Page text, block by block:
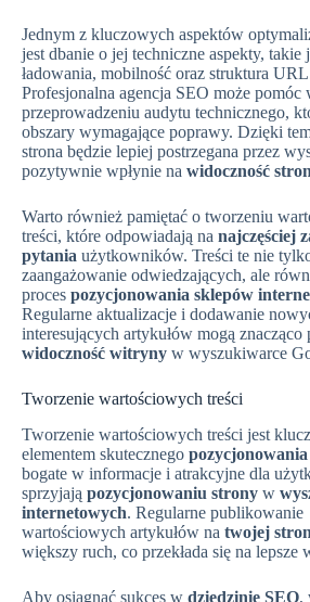
Jednym z kluczowych aspektów
jest dbanie o jej techniczne aspekty, takie
ładowania, mobilność oraz struktura
Profesjonalna agencja SEO może pomóc
przeprowadzeniu audytu technicznego,
obszary wymagające poprawy. Dzięki
strona będzie lepiej postrzegana przez
pozytywnie wpłynie na widoczność
Warto również pamiętać o tworzeniu
treści, które odpowiadają na najczęściej
pytania użytkowników. Treści te nie
zaangażowanie odwiedzających, ale
proces pozycjonowania sklepów
Regularne aktualizacje i dodawanie
interesujących artykułów mogą znacząco
widoczność witryny w wyszukiwarce
Tworzenie wartościowych treści
Tworzenie wartościowych treści jest
elementem skutecznego
bogate w informacje i atrakcyjne dla
sprzyjają pozycjonowaniu strony w
internetowych. Regularne publikowanie
wartościowych artykułów na twojej
większy ruch, co przekłada się na lepsze
Aby osiągnąć sukces w dziedzinie SEO,